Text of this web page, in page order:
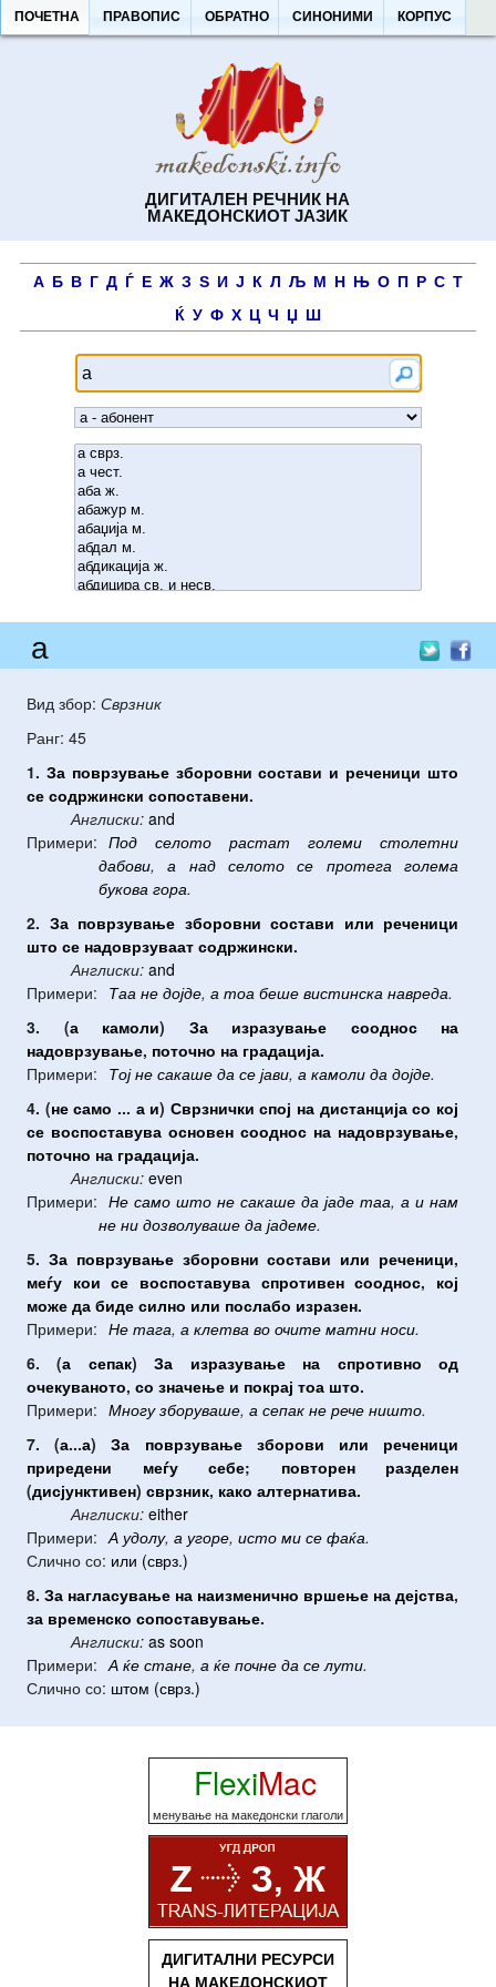
ДИГИТАЛЕН РЕЧНИК НА
МАКЕДОНСКИОТ ЈАЗИК
ПОЧЕТНА ПРАВОПИС ОБРАТНО СИНОНИМИ КОРПУС
А Б В Г Д Ѓ Е Ж З Ѕ И Ј К Л Љ М Н Њ О П Р С Т
Ќ У Ф Х Ц Ч Џ Ш
а
Вид збор: Сврзник
Ранг: 45
1. За поврзување зборовни состави и реченици што
се содржински сопоставени.
Англиски: and
Примери: Под селото растат големи
столетни
дабови,а над селото се протега
голема
букова гора.
2. За поврзување зборовни состави или реченици
што се надоврзуваат содржински.
Англиски: and
Примери: Таа не дојде, а тоа беше вистинска навреда.
3. (а камоли) За изразување сооднос
на
надоврзување, поточно на градација.
Примери: Тој не сакаше да се јави, а камоли да дојде.
4. (не само ... а и) Сврзнички спој на дистанција со кој
се воспоставува основен сооднос на надоврзување,
поточно на градација.
Англиски: even
Примери: Не само што не сакаше да јаде таа, а и нам
не ни дозволуваше да јадеме.
5. За поврзување зборовни состави или реченици,
меѓу кои се воспоставува спротивен сооднос, кој
може да биде силно или послабо изразен.
Примери: Не тага, а клетва во очите матни носи.
6. (а сепак)За изразување на спротивно
од
очекуваното, со значење и покрај тоа што.
Примери: Многу зборуваше, а сепак не рече ништо.
7. (а...а)За поврзување зборови или
реченици
приредени
меѓу себе; повторен
разделен
(дисјунктивен) сврзник, како алтернатива.
Англиски: either
Примери: А удолу, а угоре, исто ми се фаќа.
Слично со: или (сврз.)
8. За нагласување на наизменично вршење на дејства,
за временско сопоставување.
Англиски: as soon
Примери: А ќе стане, а ќе почне да се лути.
Слично со: штом (сврз.)
FlexiMac
менување на македонски глаголи
ДИГИТАЛНИ РЕСУРСИ
НА МАКЕДОНСКИОТ